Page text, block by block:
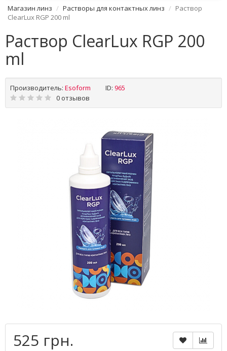
Магазин линз Растворы для контактных линз
Раствор
ClearLux RGP 200 ml
Раствор ClearLux RGP 200
ml
Производитель: Esoform ID: 965
0 отзывов
525 грн.